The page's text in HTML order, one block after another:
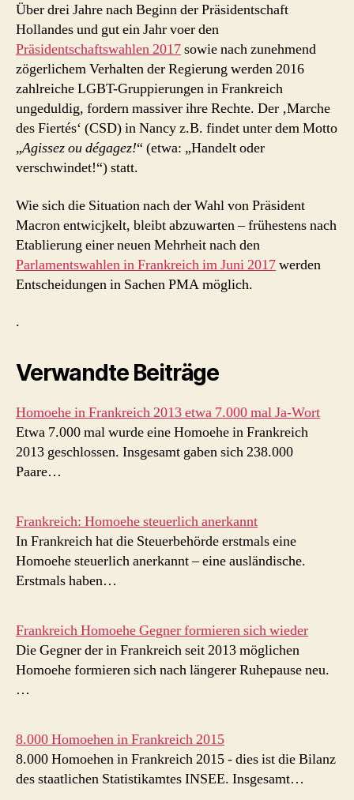
Über drei Jahre nach Beginn der Präsidentschaft
Hollandes und gut ein Jahr voer den
Präsidentschaftswahlen 2017sowie nach zunehmend
zögerlichem Verhalten der Regierung werden 2016
zahlreiche LGBT-Gruppierungen in Frankreich
ungeduldig, fordern massiver ihre Rechte. Der ‚Marche
des Fiertés‘ (CSD) in Nancy z.B. findet unter dem Motto
„Agissez ou dégagez!“ (etwa: „Handelt oder
verschwindet!“) statt.
Wie sich die Situation nach der Wahl von Präsident
Macron entwicjkelt, bleibt abzuwarten – frühestens nach
Etablierung einer neuen Mehrheit nach den
Parlamentswahlen in Frankreich im Juni 2017werden
Entscheidungen in Sachen PMA möglich.
.
Verwandte Beiträge
Homoehe in Frankreich 2013 etwa 7.000 mal Ja-Wort
Etwa 7.000 mal wurde eine Homoehe in Frankreich
2013 geschlossen. Insgesamt gaben sich 238.000
Paare…
Frankreich: Homoehe steuerlich anerkannt
In Frankreich hat die Steuerbehörde erstmals eine
Homoehe steuerlich anerkannt – eine ausländische.
Erstmals haben…
Frankreich Homoehe Gegner formieren sich wieder
Die Gegner der in Frankreich seit 2013 möglichen
Homoehe formieren sich nach längerer Ruhepause neu.
…
8.000 Homoehen in Frankreich 2015
8.000 Homoehen in Frankreich 2015 - dies ist die Bilanz
des staatlichen Statistikamtes INSEE. Insgesamt…